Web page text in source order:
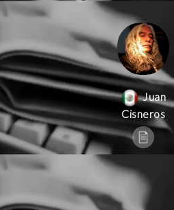
Juan
Cisneros